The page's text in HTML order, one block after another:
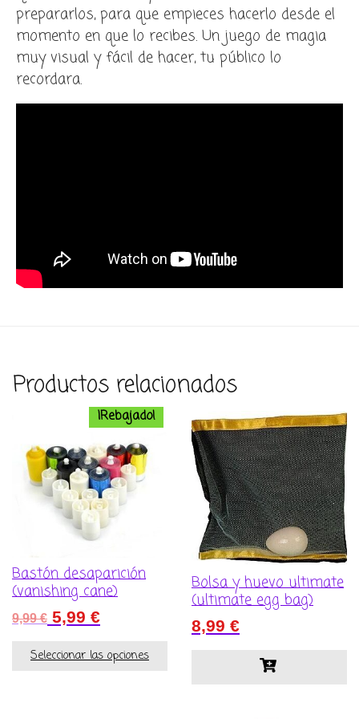
prepararlos, para que empieces hacerlo desde el
momento en que lo recibes. Un juego de magia
muy visual y fácil de hacer, tu público lo
recordara.
Productos relacionados
¡Rebajado!
Bastón desaparición
(vanishing cane)
9,99€ El
original
5,99 €El
actual
Seleccionar las opciones
Bolsa y huevo ultimate
(ultimate egg bag)
8,99 €